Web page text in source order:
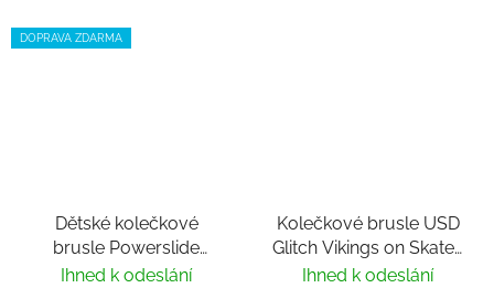
DOPRAVA ZDARMA
Dětské kolečkové
brusle Powerslide
Khaan Magic Black
Ihned k odeslání
Kolečkové brusle USD
Glitch Vikings on Skates
nastavitelné
Ihned k odeslání